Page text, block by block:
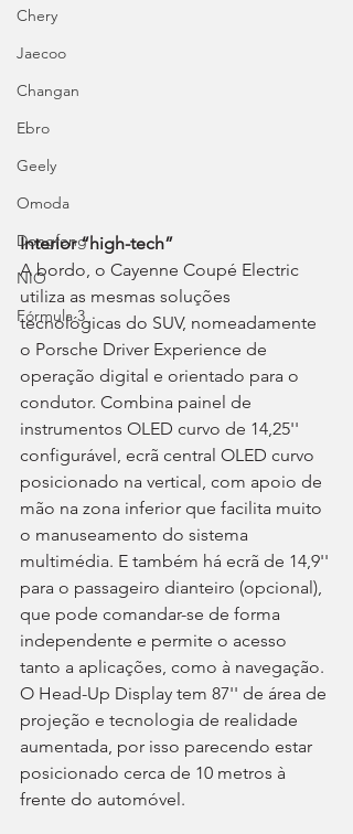
Chery
Jaecoo
Changan
Ebro
Geely
Omoda
Dongfeng
NIO
Fórmula 3
Interior “high-tech”
A bordo, o Cayenne Coupé Electric
utiliza as mesmas soluções
tecnológicas do SUV, nomeadamente
o Porsche Driver Experience de
operação digital e orientado para o
condutor. Combina painel de
instrumentos OLED curvo de 14,25''
configurável, ecrã central OLED curvo
posicionado na vertical, com apoio de
mão na zona inferior que facilita muito
o manuseamento do sistema
multimédia. E também há ecrã de 14,9''
para o passageiro dianteiro (opcional),
que pode comandar-se de forma
independente e permite o acesso
tanto a aplicações, como à navegação.
O Head-Up Display tem 87'' de área de
projeção e tecnologia de realidade
aumentada, por isso parecendo estar
posicionado cerca de 10 metros à
frente do automóvel.